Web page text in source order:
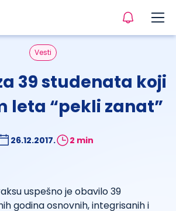
Vesti
39 studenata koji
leta “pekli zanat”
26.12.2017. 2 min
uspešno je obavilo 39
godina osnovnih, integrisanih i